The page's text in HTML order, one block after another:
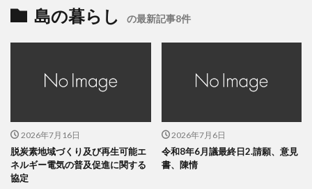
島の暮らし の最新記事8件
2026年7月16日
脱炭素地域づくり及び再生可能エ
ネルギー電気の普及促進に関する
協定
2026年7月6日
令和8年6月議最終日2.請願、意見
書、陳情